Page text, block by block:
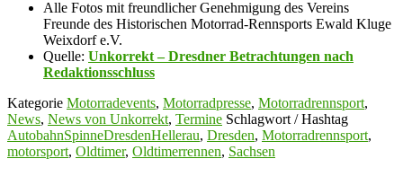
Alle Fotos mit freundlicher Genehmigung des Vereins
Freunde des Historischen Motorrad-Rennsports Ewald Kluge
Weixdorf e.V.
Quelle: Unkorrekt – Dresdner Betrachtungen nach
Redaktionsschluss
Kategorie Motorradevents, Motorradpresse, Motorradrennsport,
News, News von Unkorrekt, Termine Schlagwort / Hashtag
AutobahnSpinneDresdenHellerau, Dresden, Motorradrennsport,
motorsport, Oldtimer, Oldtimerrennen, Sachsen